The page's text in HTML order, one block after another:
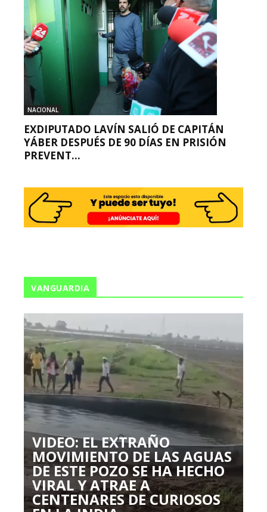
NACIONAL
EXDIPUTADO LAVÍN SALIÓ DE CAPITÁN
YÁBER DESPUÉS DE 90 DÍAS EN PRISIÓN
PREVENT...
VANGUARDIA
VIDEO: EL EXTRAÑO
MOVIMIENTO DE LAS AGUAS
DE ESTE POZO SE HA HECHO
VIRAL Y ATRAE A
CENTENARES DE CURIOSOS